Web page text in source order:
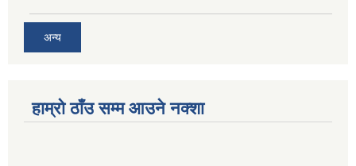
अन्य
हाम्रो ठाँउ सम्म आउने नक्शा